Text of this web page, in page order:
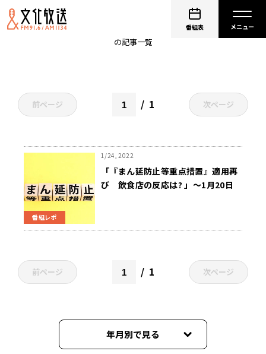
番組表
の記事一覧
前ページ 1 次ページ
番組レポ
1/24, 2022
「『まん延防止等重点措置』適用再
び 飲食店の反応は? 」～1月20日
前ページ 1 次ページ
年月別で見る